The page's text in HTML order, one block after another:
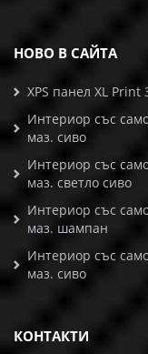
НОВО В САЙТА
XPS панел XL Print
Интериор със
маз. сиво
Интериор със
маз. светло сиво
Интериор със
маз. шампан
Интериор със
маз. сиво
КОНТАКТИ